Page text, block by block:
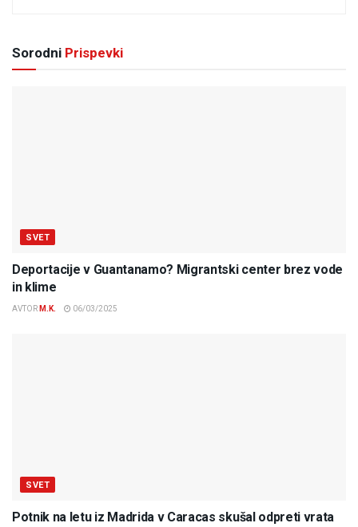
Sorodni Prispevki
SVET
Deportacije v Guantanamo? Migrantski center brez vode
in klime
AVTOR M.K. 06/03/2025
SVET
Potnik na letu iz Madrida v Caracas skušal odpreti vrata